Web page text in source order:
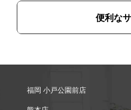
便利な
福岡 小戸公園前店